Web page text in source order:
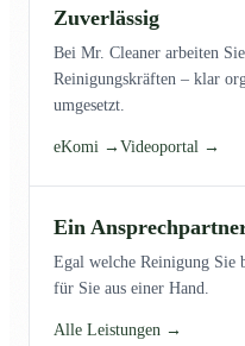
Zuverlässig
Bei Mr. Cleaner arbeiten
Reinigungskräften – klar
umgesetzt.
eKomi → Videoportal →
Ein
Egal welche Reinigung Sie
für Sie aus einer Hand.
Alle Leistungen →